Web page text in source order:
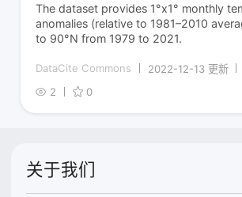
The dataset provides 1°x1° monthly
anomalies (relative to 1981–2010
to 90°N from 1979 to 2021.
DataCite Commons
2022-12-13 更新
2
0
关于我们